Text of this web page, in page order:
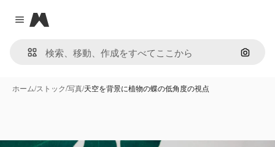
Close menu
Magnific
画像で
ホーム/ストック/写真/天空を背景に植物の蝶の低角度の視点